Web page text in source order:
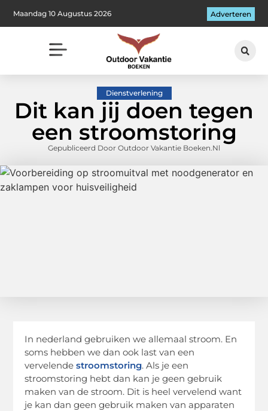
Maandag 10 Augustus 2026 Adverteren
Dienstverlening
Dit kan jij doen tegen
een stroomstoring
Gepubliceerd Door Outdoor Vakantie Boeken.nl
In nederland gebruiken we allemaal stroom. En
soms hebben we dan ook last van een
vervelendestroomstoring. Als je een
stroomstoring hebt dan kan je geen gebruik
maken van de stroom. Dit is heel vervelend want
je kan dan geen gebruik maken van apparaten